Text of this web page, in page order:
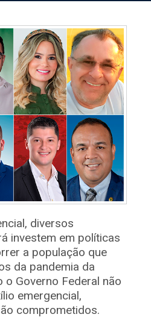
diversos
investem em políticas
a população que
da pandemia da
o Governo Federal não
emergencial,
comprometidos.